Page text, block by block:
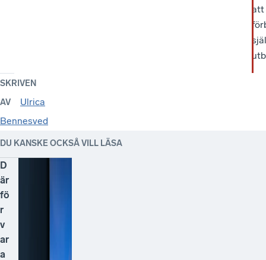
att
SKRIVEN
AV
Ulrica
Bennesved
DU KANSKE OCKSÅ VILL LÄSA
D
är
fö
r
v
ar
a